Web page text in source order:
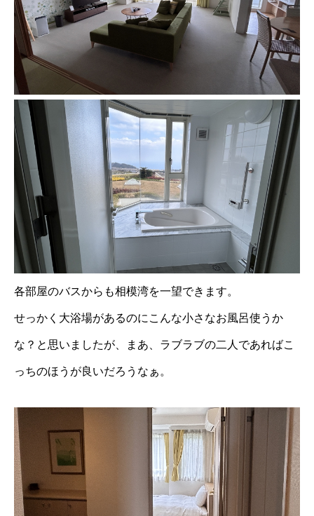
各部屋のバスからも相模湾を一望できます。
せっかく大浴場があるのにこんな小さなお風呂使うか
な？と思いましたが、まあ、ラブラブの二人であればこ
っちのほうが良いだろうなぁ。